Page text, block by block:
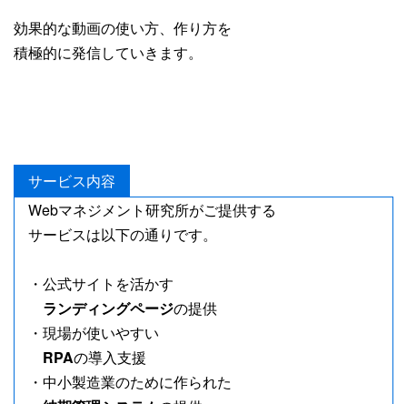
効果的な動画の使い方、作り方を
積極的に発信していきます。
サービス内容
Webマネジメント研究所がご提供する
サービスは以下の通りです。
・公式サイトを活かす
ランディングページの提供
・現場が使いやすい
RPAの導入支援
・中小製造業のために作られた